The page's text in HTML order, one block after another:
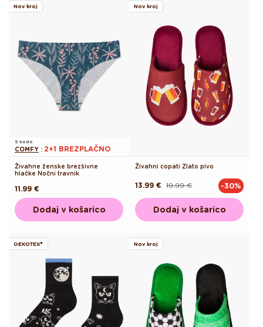
Nov kroj
S kodo
COMFY : 2+1 BREZPLAČNO
Živahne ženske brezšivne
hlačke Nočni travnik
Redna
cena
11.99 €
Dodaj v košarico
Nov kroj
Živahni copati Zlato pivo
Redna
19.99 €
Akcijska
13.99 € -30%
Dodaj v košarico
OEKOTEX® Nov kroj